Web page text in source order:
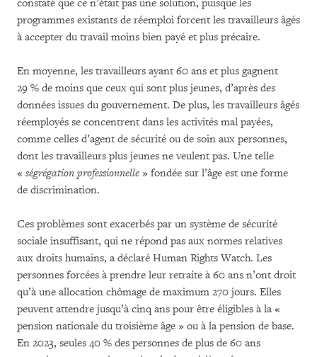
constaté que ce n’était pas une solution, puisque les
programmes existants de réemploi forcent les travailleurs âgés
à accepter du travail moins bien payé et plus précaire.
En moyenne, les travailleurs ayant 60 ans et plus gagnent
29 % de moins que ceux qui sont plus jeunes, d’après des
données issues du gouvernement. De plus, les travailleurs âgés
réemployés se concentrent dans les activités mal payées,
comme celles d’agent de sécurité ou de soin aux personnes,
dont les travailleurs plus jeunes ne veulent pas. Une telle
« ségrégation professionnelle » fondée sur l’âge est une forme
de discrimination.
Ces problèmes sont exacerbés par un système de sécurité
sociale insuffisant, qui ne répond pas aux normes relatives
aux droits humains, a déclaré Human Rights Watch. Les
personnes forcées à prendre leur retraite à 60 ans n’ont droit
qu’à une allocation chômage de maximum 270 jours. Elles
peuvent attendre jusqu’à cinq ans pour être éligibles à la «
pension nationale du troisième âge » ou à la pension de base.
En 2023, seules 40 % des personnes de plus de 60 ans